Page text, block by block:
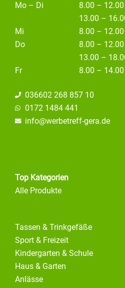
Mo – Di
8.00 – 12.00
13.00 –
Mi
8.00 – 12.00
Do
8.00 – 12.00
13.00 –
Fr
8.00 – 14.00
036602 268 857 10
0172 1484 441
info@werbetreff-gera.de
Top Kategorien
Alle Produkte
Tassen & Trinkgefäße
Sport & Freizeit
Kindergarten & Schule
Haus & Garten
Anlässe